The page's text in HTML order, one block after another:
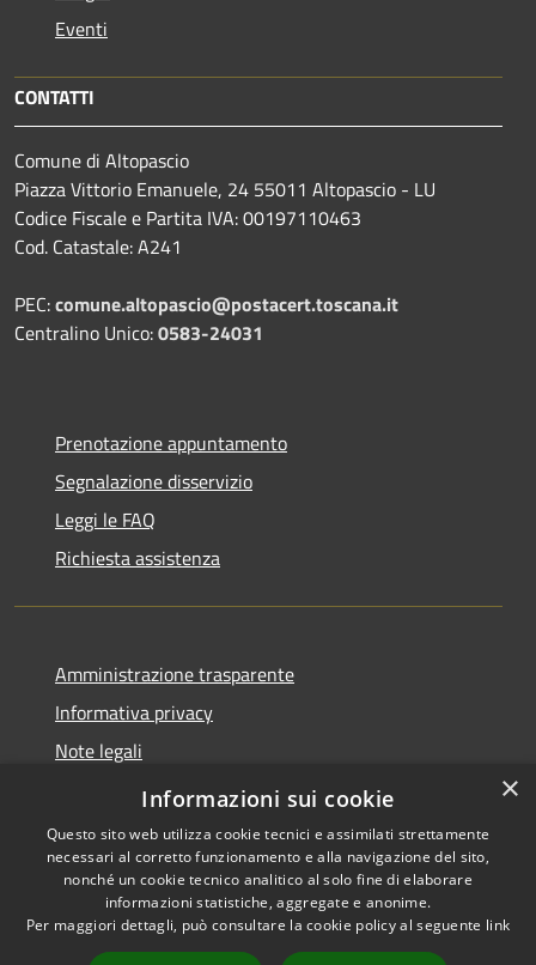
Eventi
CONTATTI
Comune di Altopascio
Piazza Vittorio Emanuele, 24 55011 Altopascio - LU
Codice Fiscale e Partita IVA: 00197110463
Cod. Catastale: A241
PEC:comune.altopascio@postacert.toscana.it
Centralino Unico:0583-24031
Prenotazione appuntamento
Segnalazione disservizio
Leggi le FAQ
Richiesta assistenza
Amministrazione trasparente
Informativa privacy
Note legali
Dichiarazione di accessibilità
Accessibilità
Copyright © 2026 • Comune di
Altopascio • Powered by
×
Informazioni sui cookie
Questo sito web utilizza cookie tecnici e assimilati strettamente
necessari al corretto funzionamento e alla navigazione del sito,
nonché un cookie tecnico analitico al solo fine di elaborare
informazioni statistiche, aggregate e anonime.
Per maggiori dettagli, può consultare la cookie policy al seguente link